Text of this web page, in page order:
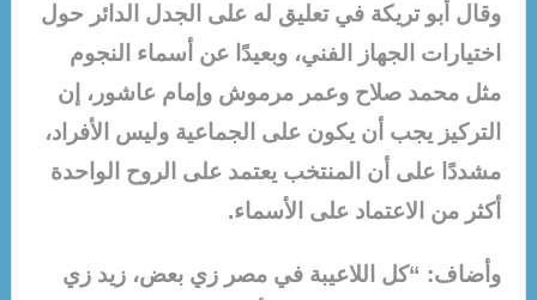
وقال أبو تريكة في تعليق له على الجدل الدائر حول
اختيارات الجهاز الفني، وبعيدًا عن أسماء النجوم
مثل محمد صلاح وعمر مرموش وإمام عاشور، إن
التركيز يجب أن يكون على الجماعية وليس الأفراد،
مشددًا على أن المنتخب يعتمد على الروح الواحدة
أكثر من الاعتماد على الأسماء.
وأضاف: “كل اللاعيبة في مصر زي بعض، زيد زي